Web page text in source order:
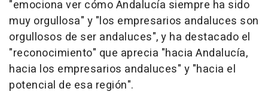
"emociona ver cómo Andalucía siempre ha sido
muy orgullosa" y "los empresarios andaluces son
orgullosos de ser andaluces", y ha destacado el
"reconocimiento" que aprecia "hacia Andalucía,
hacia los empresarios andaluces" y "hacia el
potencial de esa región".